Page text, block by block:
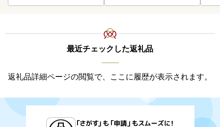
最近チェックした返礼品
返礼品詳細ページの閲覧で、ここに履歴が表示されます。